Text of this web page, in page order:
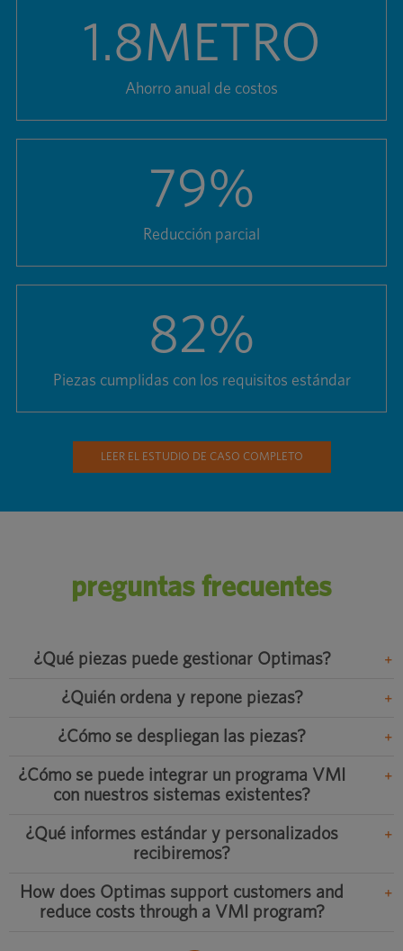
1.8METRO
Ahorro anual de costos
79%
Reducción parcial
82%
Piezas cumplidas con los requisitos estándar
LEER EL ESTUDIO DE CASO COMPLETO
preguntas frecuentes
¿Qué piezas puede gestionar Optimas?
¿Quién ordena y repone piezas?
¿Cómo se despliegan las piezas?
¿Cómo se puede integrar un programa VMI
con nuestros sistemas existentes?
¿Qué informes estándar y personalizados
recibiremos?
How does Optimas support customers and
reduce costs through a VMI program?